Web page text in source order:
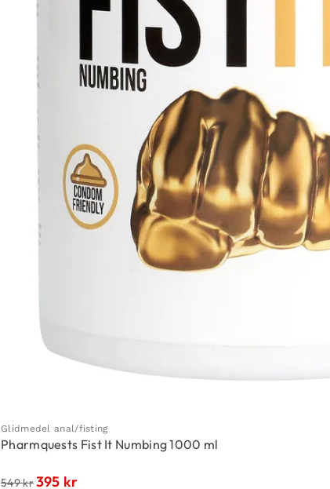
Glidmedel anal/fisting
Pharmquests Fist It Numbing 1000 ml
549kr395 kr